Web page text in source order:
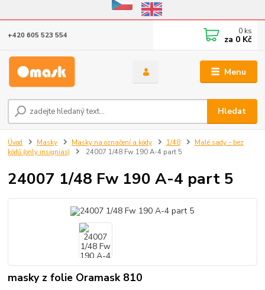
Eshop v provozu do 31.10.2026
Menu
Hledat
+420 605 523 554 0 ks
za 0 Kč
Úvod Masky Masky na označení a kódy 1/48
Malé sady - bez
kódů (only insignias)
24007 1/48 Fw 190 A-4 part 5
24007 1/48 Fw 190 A-4 part 5
masky z folie Oramask 810